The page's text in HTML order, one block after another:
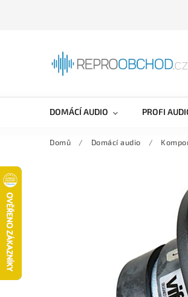
DOMÁCÍ AUDIO PROFI
Domů / Domácí audio /